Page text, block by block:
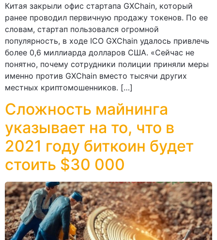
Китая закрыли офис стартапа GXChain, который
ранее проводил первичную продажу токенов. По ее
словам, стартап пользовался огромной
популярность, в ходе ICO GXChain удалось привлечь
более 0,6 миллиарда долларов США. «Сейчас не
понятно, почему сотрудники полиции приняли меры
именно против GXChain вместо тысячи других
местных криптомошенников. […]
Сложность майнинга
указывает на то, что в
2021 году биткоин будет
стоить $30 000